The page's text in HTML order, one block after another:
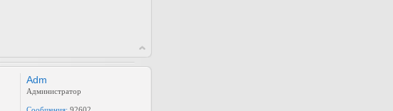
Adm
Администратор